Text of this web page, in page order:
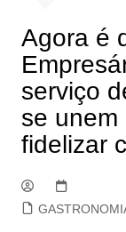
Agora é
serviço
se unem
fidelizar